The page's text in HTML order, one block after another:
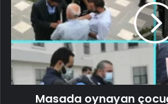
Masada oynayan